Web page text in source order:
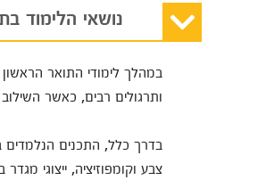
נושאי הלימוד
במהלך לימודי התואר הראשון
ותרגולים רבים, כאשר
בדרך כלל, התכנים הנלמדים
צבע וקומפוזיציה, ייצוגי